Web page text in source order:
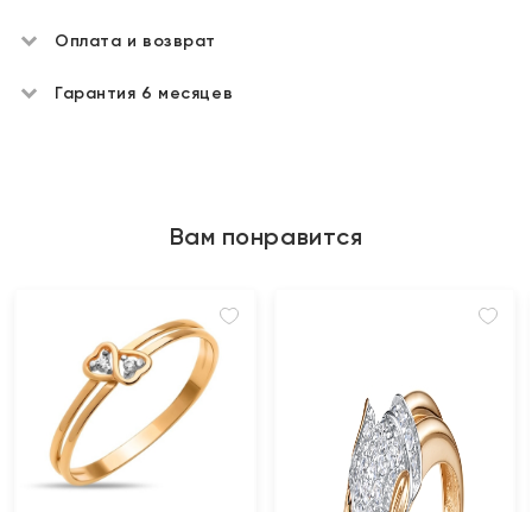
Оплата и возврат
Гарантия 6 месяцев
Вам понравится